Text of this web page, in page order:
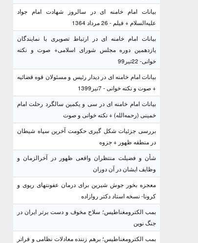
بیانات امام خامنه ای در سالروز شهادت امام جواد
علیه‌السلام + فیلم - 26 مرداد 1364
بیانات امام خامنه ای در ارتباط تصویری با نمایندگان
یازدهمین دوره مجلس شورای اسلامی+ صوت و نکته
خوانی- 22تیر99
بیانات امام خامنه ای در دیدار رئیس و مسئولان قوه قضائیه
+ صوت و نکته خوانی - 7تیر1399
بیانات امام خامنه ای در سی و یکمین سالگرد رحلت امام
خمینی (رحمه‌الله) + نکته خوانی و صوت
بررسی جزئیات شکل گیری حکومت آخرین سپاه شیطان
در منطقه ظهور + جزوه
شأن و فضیلت منتظران واقعی ظهور در آخرالزمان و
وظایف ایشان در آن دوران
معجزه بخور جوش شیرین برای درمان عفونتهای ریوی و
کرونا- نسخه استاد دکتر روازاده
بمب الکترومغناطیس؛ سلاح مخوف و دست برتر ایران در
جنگ نوین
بمب الکترومغناطیس؛ برهم زننده معادلات نظامی و فراتر